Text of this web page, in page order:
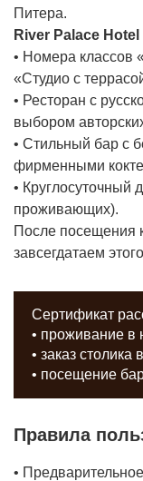
Питера.
River Palace Hotel
• Номера классов
«Студио с
• Ресторан с
выбором
• Стильный бар с
фирменными
• Круглосуточный
проживающих).
После посещения
завсегдатаем
Сертификат
• проживание в
• заказ столика
• посещение
Правила
•